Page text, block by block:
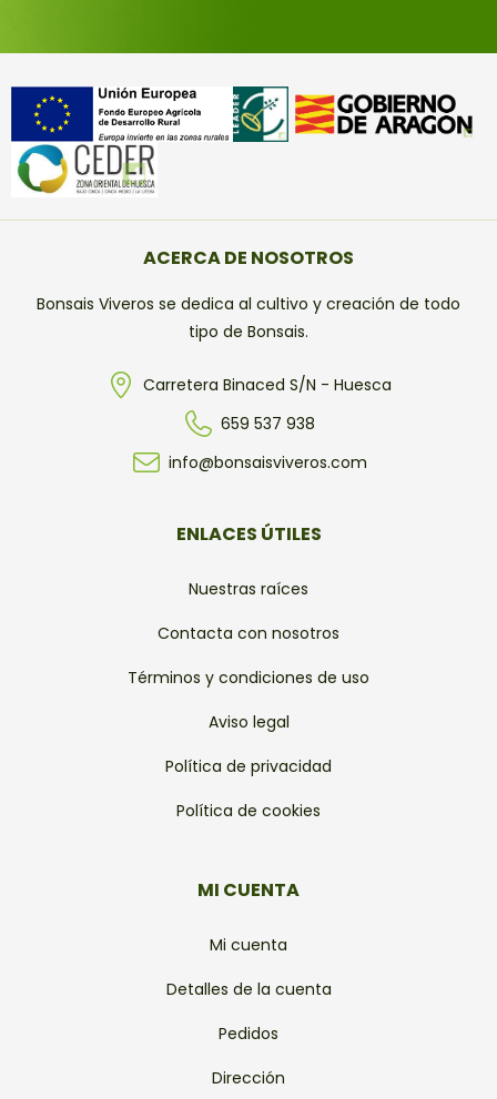
ACERCA DE NOSOTROS
Bonsais Viveros se dedica al cultivo y creación de todo
tipo de Bonsais.
Carretera Binaced S/N - Huesca
659 537 938
info@bonsaisviveros.com
ENLACES ÚTILES
Nuestras raíces
Contacta con nosotros
Términos y condiciones de uso
Aviso legal
Política de privacidad
Política de cookies
MI CUENTA
Mi cuenta
Detalles de la cuenta
Pedidos
Dirección